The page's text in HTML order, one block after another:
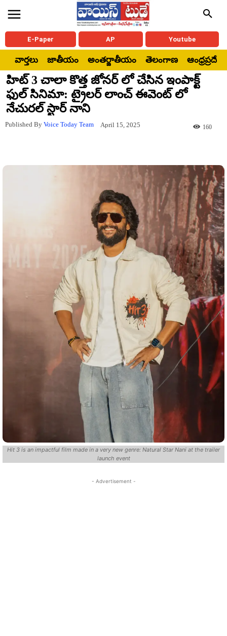
E-Paper AP Youtube
వార్తలు జాతీయం అంతర్జాతీయం తెలంగాణ ఆంధ్రప్రదేశ్
హిట్ 3 చాలా కొత్త జోనర్ లో చేసిన ఇంపాక్ట్
ఫుల్ సినిమా: ట్రైలర్ లాంచ్ ఈవెంట్ లో
నేచురల్ స్టార్ నాని
Published By Voice Today Team April 15, 2025 160
Hit 3 is an impactful film made in a very new genre: Natural Star Nani at the trailer
launch event
- Advertisement -